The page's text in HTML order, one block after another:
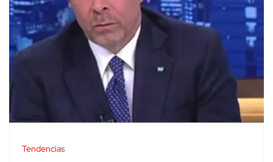
Tendencias